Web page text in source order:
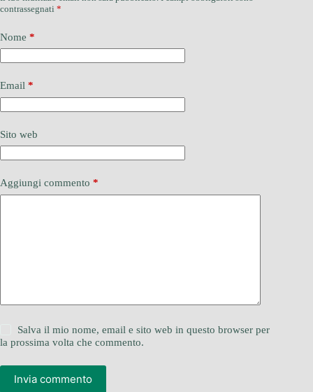
contrassegnati *
Nome *
Email *
Sito web
Aggiungi commento *
Salva il mio nome, email e sito web in questo browser per
la prossima volta che commento.
Invia commento